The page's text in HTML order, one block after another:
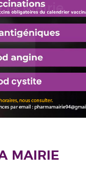
la Mairie
MAIRIE